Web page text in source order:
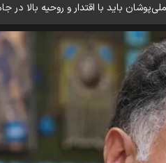
باید با اقتدار و روحیه بالا در